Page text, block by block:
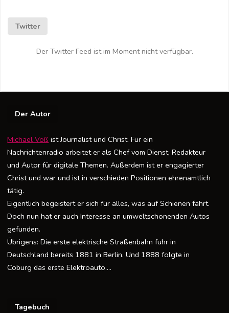
Twitter
Der Twitter Feed ist im Moment nicht verfügbar.
Der Autor
Michael Voß ist Journalist und Christ. Für ein
Nachrichtenradio arbeitet er als Chef vom Dienst, Redakteur
und Autor für digitale Themen. Außerdem ist er engagierter
Christ und war und ist in verschieden Positionen ehrenamtlich
tätig.
Eigentlich begeistert er sich für alles, was auf Schienen fährt.
Doch nun hat er auch Interesse an umweltschonenden Autos
gefunden.
Übrigens: Die erste elektrische Straßenbahn fuhr in
Deutschland bereits 1881 in Berlin. Und 1888 folgte in
Coburg das erste Elektroauto….
Tagebuch